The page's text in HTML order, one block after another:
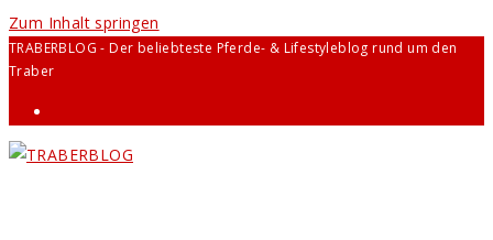
Zum Inhalt springen
TRABERBLOG - Der beliebteste Pferde- & Lifestyleblog rund um den
Traber